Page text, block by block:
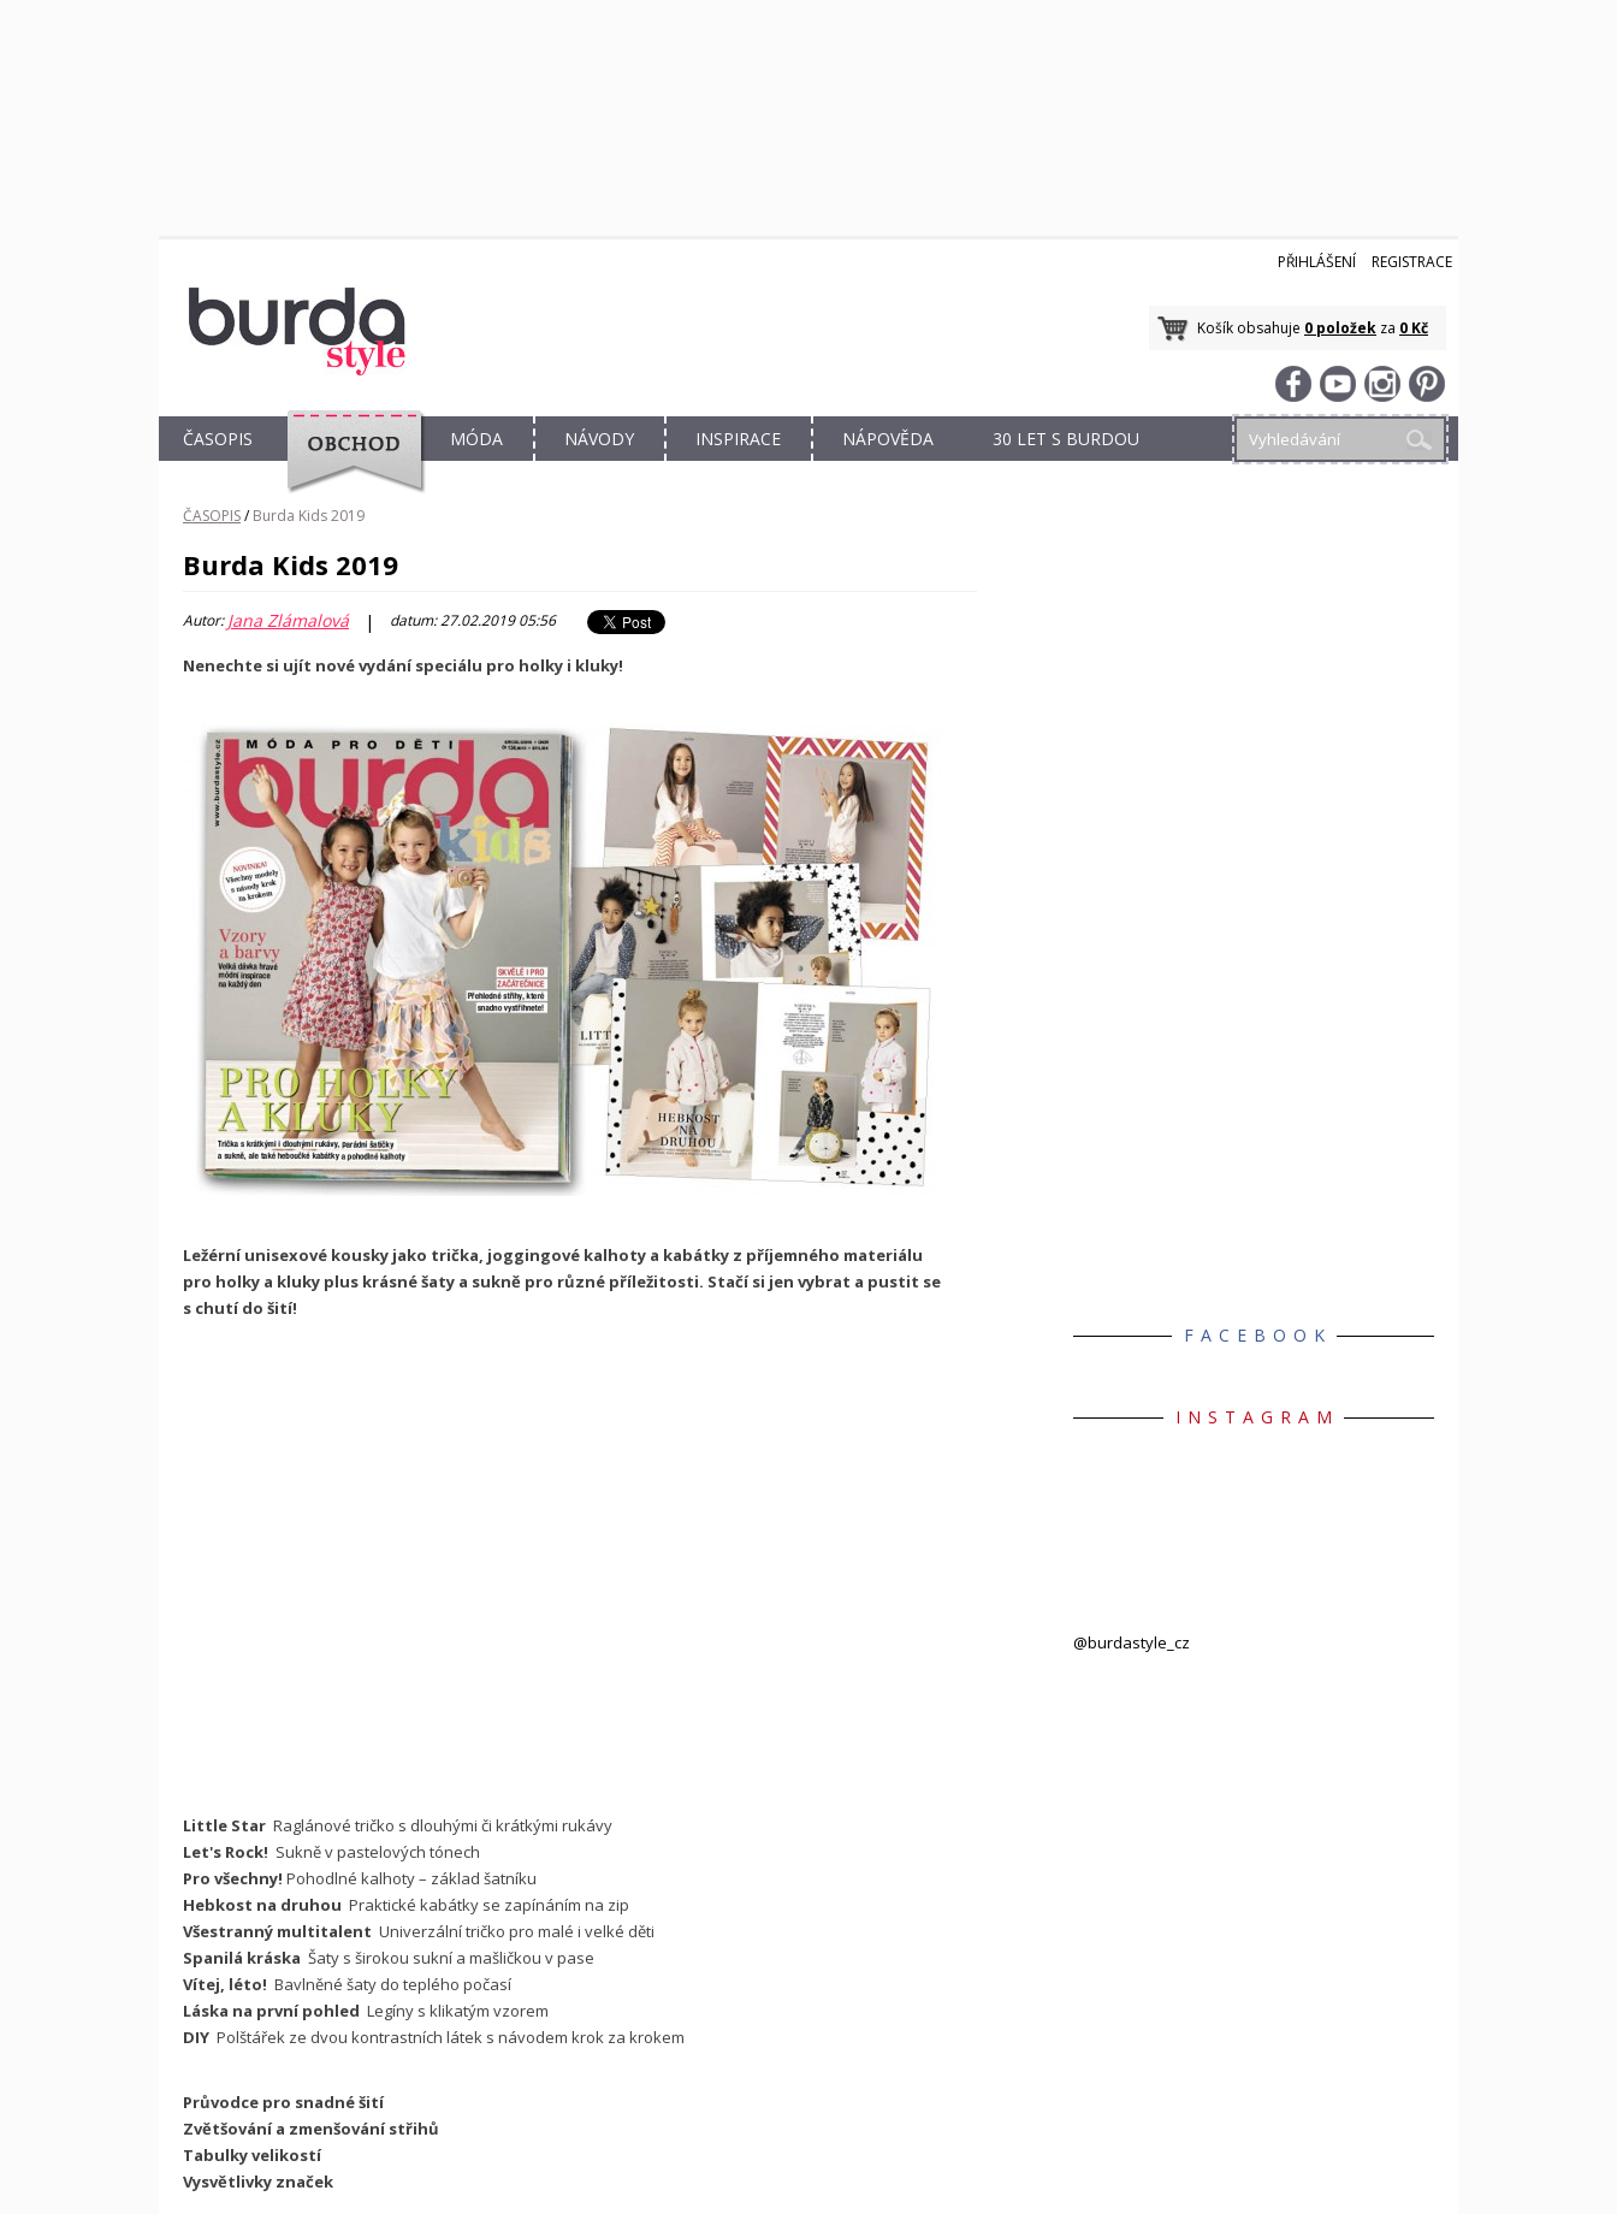
PŘIHLÁŠENÍ REGISTRACE
Košík obsahuje 0 položek za 0 Kč
ČASOPIS
OBCHOD
MÓDA NÁVODY INSPIRACE NÁPOVĚDA 30 LET S BURDOU
ČASOPIS/ Burda Kids 2019
Burda Kids 2019
Autor:Jana Zlámalová | datum: 27.02.2019 05:56
Nenechte si ujít nové vydání speciálu pro holky i kluky!
Ležérní unisexové kousky jako trička, joggingové kalhoty a kabátky z příjemného materiálu
pro holky a kluky plus krásné šaty a sukně pro různé příležitosti. Stačí si jen vybrat a pustit se
s chutí do šití!
Little Star Raglánové tričko s dlouhými či krátkými rukávy
Let's Rock! Sukně v pastelových tónech
Pro všechny! Pohodlné kalhoty – základ šatníku
Hebkost na druhou Praktické kabátky se zapínáním na zip
Všestranný multitalent Univerzální tričko pro malé i velké děti
Spanilá kráska Šaty s širokou sukní a mašličkou v pase
Vítej, léto! Bavlněné šaty do teplého počasí
Láska na první pohled Legíny s klikatým vzorem
DIY Polštářek ze dvou kontrastních látek s návodem krok za krokem
Průvodce pro snadné šití
Zvětšování a zmenšování střihů
Tabulky velikostí
Vysvětlivky značek
FACEBOOK
INSTAGRAM
@burdastyle_cz